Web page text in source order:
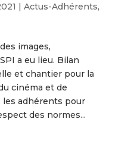
| Actus-Adhérents,
images,
a eu lieu. Bilan
et chantier pour la
cinéma et de
les adhérents pour
des normes...